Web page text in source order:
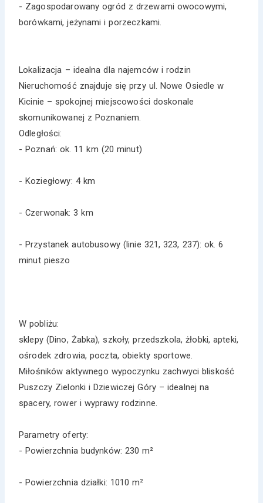
- Zagospodarowany ogród z drzewami owocowymi,
borówkami, jeżynami i porzeczkami.
Lokalizacja – idealna dla najemców i rodzin
Nieruchomość znajduje się przy ul. Nowe Osiedle w
Kicinie – spokojnej miejscowości doskonale
skomunikowanej z Poznaniem.
Odległości:
- Poznań: ok. 11 km (20 minut)
- Koziegłowy: 4 km
- Czerwonak: 3 km
- Przystanek autobusowy (linie 321, 323, 237): ok. 6
minut pieszo
W pobliżu:
sklepy (Dino, Żabka), szkoły, przedszkola, żłobki, apteki,
ośrodek zdrowia, poczta, obiekty sportowe.
Miłośników aktywnego wypoczynku zachwyci bliskość
Puszczy Zielonki i Dziewiczej Góry – idealnej na
spacery, rower i wyprawy rodzinne.
Parametry oferty:
- Powierzchnia budynków: 230 m²
- Powierzchnia działki: 1010 m²